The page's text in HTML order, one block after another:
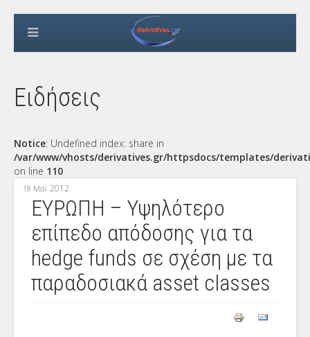
Ειδήσεις
Notice: Undefined index: share in
/var/www/vhosts/derivatives.gr/httpsdocs/templates/
on line 110
18 Μαϊ 2012
ΕΥΡΩΠΗ – Υψηλότερο
επίπεδο απόδοσης για τα
hedge funds σε σχέση με τα
παραδοσιακά asset classes